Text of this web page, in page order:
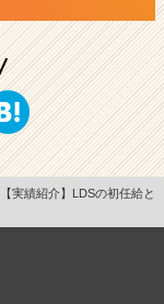
【実績紹介】LDSの初任給と